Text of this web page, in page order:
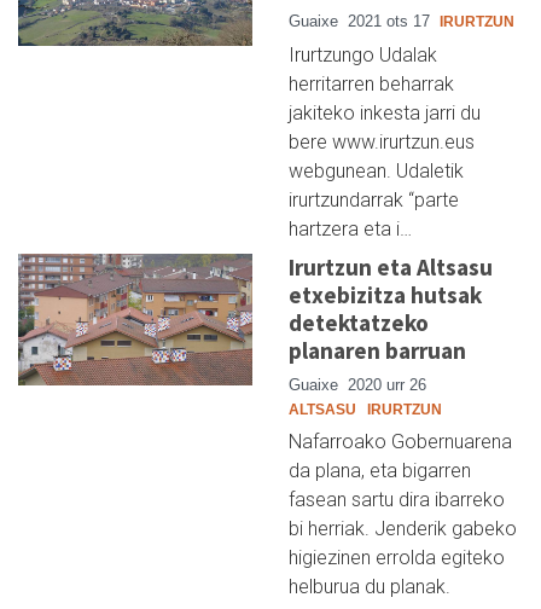
Guaixe 2021 ots 17 IRURTZUN
Irurtzungo Udalak
herritarren beharrak
jakiteko inkesta jarri du
bere www.irurtzun.eus
webgunean. Udaletik
irurtzundarrak “parte
hartzera eta i…
Irurtzun eta Altsasu
etxebizitza hutsak
detektatzeko
planaren barruan
Guaixe 2020 urr 26
ALTSASU IRURTZUN
Nafarroako Gobernuarena
da plana, eta bigarren
fasean sartu dira ibarreko
bi herriak. Jenderik gabeko
higiezinen errolda egiteko
helburua du planak.